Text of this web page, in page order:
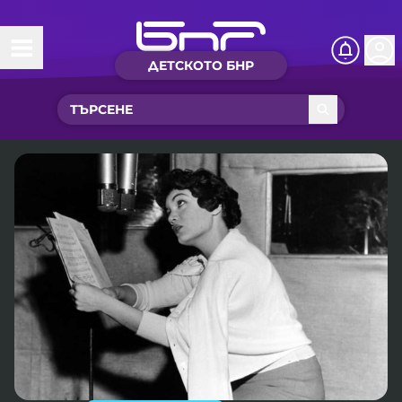
ДЕТСКОТО БНР
Начало
Какво ново?
Рубрики с вълшебства
Детско радио
Чуйте
Новините на детски език
Приказки
Песнички
Искри
Интересен архив
Нашите гости